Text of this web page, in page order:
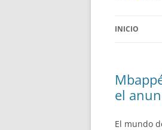
INICIO
el
El mundo